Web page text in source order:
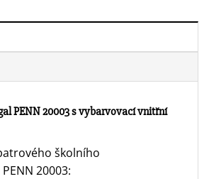
PENN 20003 s vybarvovací vnitřní
školního
20003: